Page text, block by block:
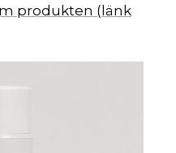
produkten (länk